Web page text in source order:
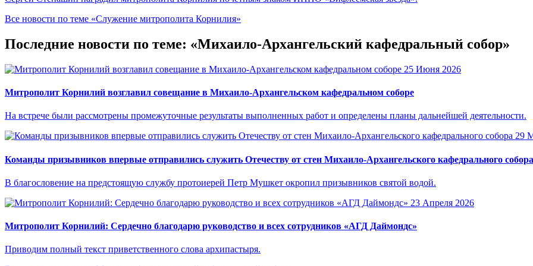
Все новости по теме «Служение митрополита Корнилия»
Последние новости по теме: «Михаило-Архангельский кафедральный собор»
25 Июня 2026
Митрополит Корнилий возглавил совещание в Михаило-Архангельском кафедральном соборе
На встрече были рассмотрены промежуточные результаты выполненных работ и определены планы дальнейшей деятельности.
29
Команды призывников впервые отправились служить Отечеству от стен Михаило-Архангельского кафедрального собора
В благословение на предстоящую службу протоиерей Петр Мушкет окропил призывников святой водой.
23 Апреля 2026
Митрополит Корнилий: Сердечно благодарю руководство и всех сотрудников «АГД Даймондс»
Приводим полный текст приветственного слова архипастыря.